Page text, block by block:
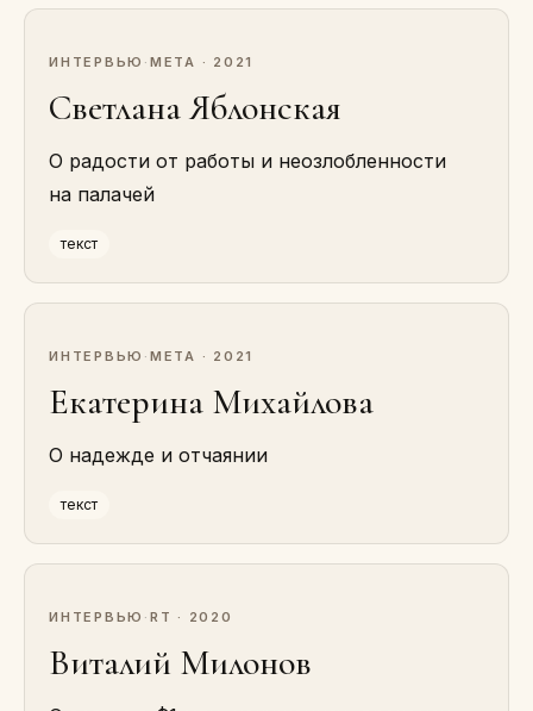
ИНТЕРВЬЮ · МЕТА · 2021
Светлана Яблонская
О радости от работы и неозлобленности
на палачей
текст
ИНТЕРВЬЮ · МЕТА · 2021
Екатерина Михайлова
О надежде и отчаянии
текст
ИНТЕРВЬЮ · RT · 2020
Виталий Милонов